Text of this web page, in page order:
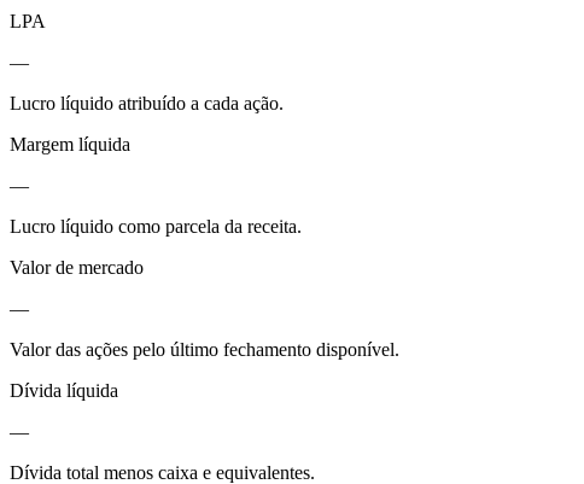
LPA
—
Lucro líquido atribuído a cada ação.
Margem líquida
—
Lucro líquido como parcela da receita.
Valor de mercado
—
Valor das ações pelo último fechamento disponível.
Dívida líquida
—
Dívida total menos caixa e equivalentes.